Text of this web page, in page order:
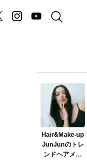
Hair&Make-up
JunJunのトレ
ンドヘアメイ